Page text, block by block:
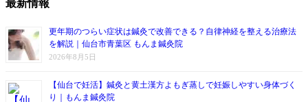
最新情報
更年期のつらい症状は鍼灸で改善できる？自律神経を整える治療法
を解説｜仙台市青葉区 もんま鍼灸院
2026年8月5日
【仙台で妊活】鍼灸と黄土漢方よもぎ蒸しで妊娠しやすい身体づく
り｜もんま鍼灸院